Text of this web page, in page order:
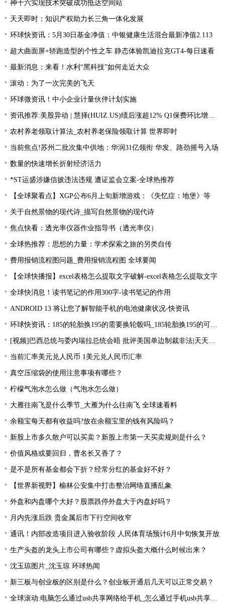
神十六实现技术突破成功抵达空间站
天天即时：知识产权助力长三角一体化发展
环球快资讯：5月30日基金净值：中银健康生活混合最新净值2.113
超大曲面屏+轿跑造型的个性之车 静态体验凯迪拉克GT4-每日速看
最新消息：来看！水利“黑科技”如何走近大众
滚动：为了一次完美的飞天
环球微资讯！中小企业计量伙伴计划实施
资讯推荐:美股异动 | 慧择(HUIZ.US)绩后涨超12% Q1保费环比增长33.4%
农村养老领取计算法_农村养老保险领取计算 世界即时
当前焦点!苏州二批次集中供地：华润31亿领衔 华发、路劲摇号入场
数量的快速增长折射经济活力
*ST运盛涉嫌信披违法违规 遭证监会立案-全球热推荐
【全球聚看点】XGP公布6月上旬新增游戏：《失忆症：地堡》等
关于自然景物的现代诗_描写自然景物的现代诗
焦点快看：透光率仪器作业指导书（透光率仪）
全球热推荐：思想的力量：学术探索之旅的另类自传
费用报销流程图问题_费用报销流程图 全球要闻
【全球快播报】excel表格怎么提取文字破解-excel表格怎么提取文字
全球快消息！读书笔记的作用300字-读书笔记的作用
ANDROID 13 将让您了解智能手机的电池健康状况-快资讯
环球快资讯：185的轮胎换195的需要换轮毂吗_185轮胎换195的可以吗？
[视频]巴西总统与委内瑞拉总统会晤 批评美国单边制裁非法|天天简讯
当前汇率美元兑人民币 1美元兑人民币汇率
真空压缩袋的使用注意事项有哪些？
柠檬气泡水怎么做（气泡水怎么做）
大雁往南飞是什么季节_大雁为什么往南飞 全球速看料
余额宝每天都有收益吗?放在余额宝里的钱有风险吗？
新股上市多久散户可以买卖？新股上市第一天买卖规则是什么？
价值风格或要回归，曹名长又香了？
是不是所有基金都会下折？经常分红的基金好不好？
【世界新视野】榆林公安集中打击整治网络直播乱象
外盘和内盘哪个大好？股票跌停外盘大于内盘好吗？
月内先涨后跌 贵金属后市下行空间收窄
通讯！内部改造项目进入验收阶段 人民体育场预计6月中旬恢复开放
生产头盔的龙头上市公司有哪些？虚拟头盔大概什么时候出来？
沈玉琼图片_沈玉琼 环球热闻
新三板与创业板的区别是什么？创业板开通后几天可以正常交易？
全球滚动:电脑怎么通过usb共享网络给手机_怎么通过手机usb共享网络让电脑上网